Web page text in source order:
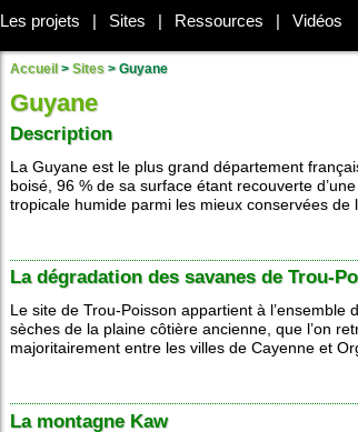
Les projets | Sites | Ressources | Vidéos
Accueil>Sites >Guyane
Guyane
Description
La Guyane est le plus grand département
boisé, 96 % de sa surface étant recouverte
tropicale humide parmi les mieux conservées de
La dégradation des savanes de Trou-
Le site de Trou-Poisson appartient à l’ensemble
sèches de la plaine côtière ancienne, que l’on
majoritairement entre les villes de Cayenne et
La montagne Kaw